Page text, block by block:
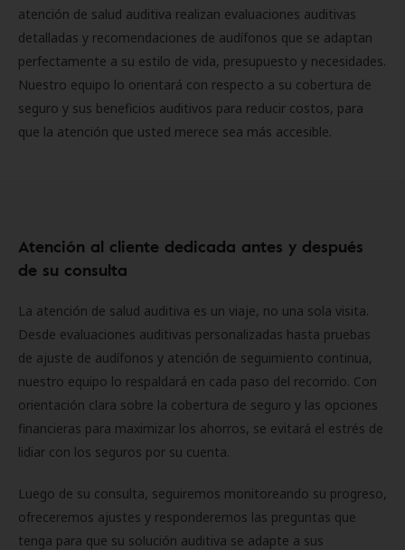
atención de salud auditiva realizan evaluaciones auditivas
detalladas y recomendaciones de audífonos que se adaptan
perfectamente a su estilo de vida, presupuesto y necesidades.
Nuestro equipo lo orientará con respecto a su cobertura de
seguro y sus beneficios auditivos para reducir costos, para
que la atención que usted merece sea más accesible.
Atención al cliente dedicada antes y después
de su consulta
La atención de salud auditiva es un viaje, no una sola visita.
Desde evaluaciones auditivas personalizadas hasta pruebas
de ajuste de audífonos y atención de seguimiento continua,
nuestro equipo lo respaldará en cada paso del recorrido. Con
orientación clara sobre la cobertura de seguro y las opciones
financieras para maximizar los ahorros, se evitará el estrés de
lidiar con los seguros por su cuenta.
Luego de su consulta, seguiremos monitoreando su progreso,
ofreceremos ajustes y responderemos las preguntas que
tenga para que su solución auditiva se adapte a sus